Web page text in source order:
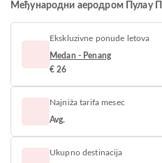
Међународни аеродром Пулау
Ekskluzivne ponude letova
Medan - Penang
€ 26
Najniža tarifa mesec
Avg.
Ukupno destinacija